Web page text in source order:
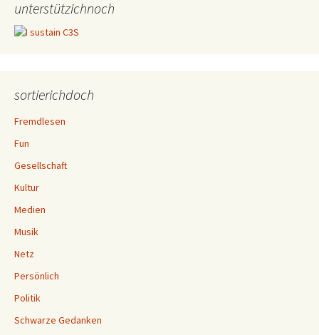
unterstützichnoch
sortierichdoch
Fremdlesen
Fun
Gesellschaft
Kultur
Medien
Musik
Netz
Persönlich
Politik
Schwarze Gedanken